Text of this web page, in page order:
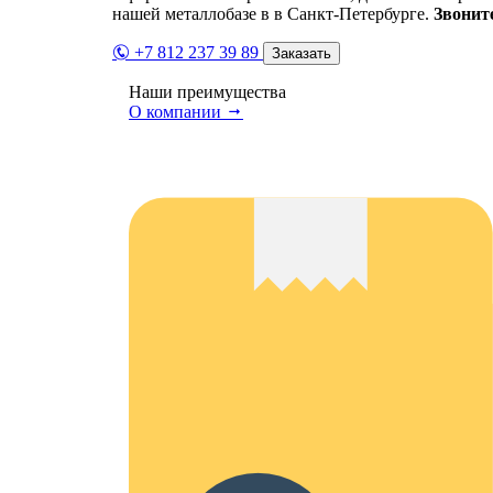
нашей металлобазе в в Санкт-Петербурге.
+7 812 237 39 89 Заказать
Наши преимущества
О компании